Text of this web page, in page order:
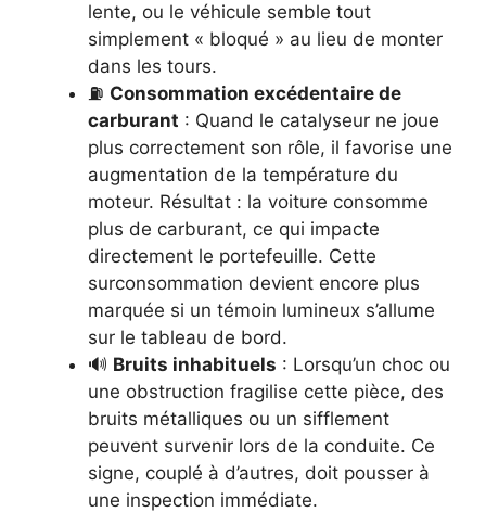
lente, ou le véhicule semble tout
simplement « bloqué » au lieu de monter
dans les tours.
⛽️ Consommation excédentaire de
carburant : Quand le catalyseur ne joue
plus correctement son rôle, il favorise une
augmentation de la température du
moteur. Résultat : la voiture consomme
plus de carburant, ce qui impacte
directement le portefeuille. Cette
surconsommation devient encore plus
marquée si un témoin lumineux s’allume
sur le tableau de bord.
🔊 Bruits inhabituels : Lorsqu’un choc ou
une obstruction fragilise cette pièce, des
bruits métalliques ou un sifflement
peuvent survenir lors de la conduite. Ce
signe, couplé à d’autres, doit pousser à
une inspection immédiate.